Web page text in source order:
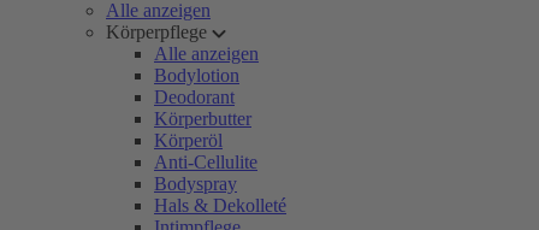
Alle anzeigen
Körperpflege
Alle anzeigen
Bodylotion
Deodorant
Körperbutter
Körperöl
Anti-Cellulite
Bodyspray
Hals & Dekolleté